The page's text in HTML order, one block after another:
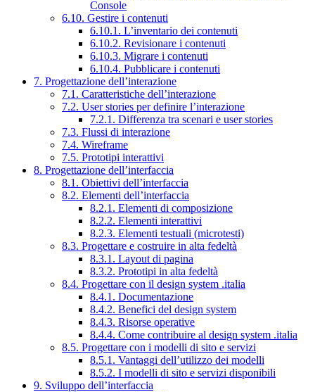
Console
6.10. Gestire i contenuti
6.10.1. L’inventario dei contenuti
6.10.2. Revisionare i contenuti
6.10.3. Migrare i contenuti
6.10.4. Pubblicare i contenuti
7. Progettazione dell’interazione
7.1. Caratteristiche dell’interazione
7.2. User stories per definire l’interazione
7.2.1. Differenza tra scenari e user stories
7.3. Flussi di interazione
7.4. Wireframe
7.5. Prototipi interattivi
8. Progettazione dell’interfaccia
8.1. Obiettivi dell’interfaccia
8.2. Elementi dell’interfaccia
8.2.1. Elementi di composizione
8.2.2. Elementi interattivi
8.2.3. Elementi testuali (microtesti)
8.3. Progettare e costruire in alta fedeltà
8.3.1. Layout di pagina
8.3.2. Prototipi in alta fedeltà
8.4. Progettare con il design system .italia
8.4.1. Documentazione
8.4.2. Benefici del design system
8.4.3. Risorse operative
8.4.4. Come contribuire al design system .italia
8.5. Progettare con i modelli di sito e servizi
8.5.1. Vantaggi dell’utilizzo dei modelli
8.5.2. I modelli di sito e servizi disponibili
9. Sviluppo dell’interfaccia